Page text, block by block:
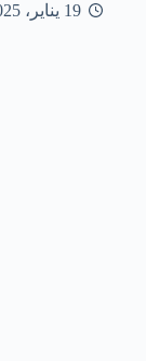
19 يناير، 2025